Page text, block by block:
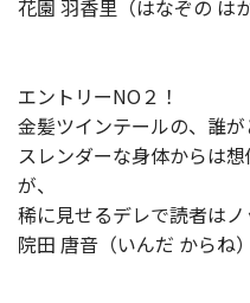
花園 羽香里（はなぞの は
エントリーNO２！
金髪ツインテールの、誰
スレンダーな身体からは
が、
稀に見せるデレで読者はノ
院田 唐音（いんだ からね